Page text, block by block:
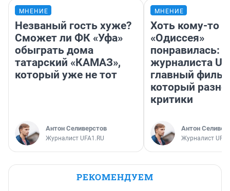
МНЕНИЕ
Незваный гость хуже?
Сможет ли ФК «Уфа»
обыграть дома
татарский «КАМАЗ»,
который уже не тот
Антон Селиверстов
Журналист UFA1.RU
МНЕНИЕ
Хоть кому-то
«Одиссея»
понравилась:
журналиста
главный
который
критики
Антон
Журналист
РЕКОМЕНДУЕМ